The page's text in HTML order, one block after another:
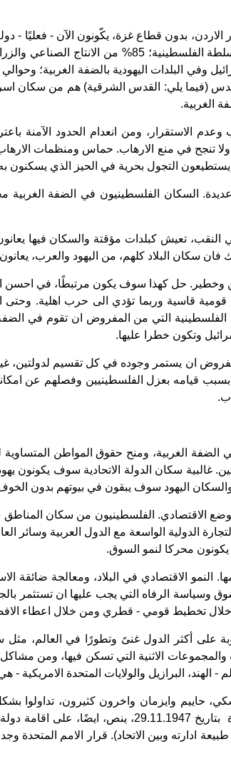
بدون قطاع غزة، يكّونون الآن - فعليًا -
الاسرائيلية يتحكمون بالضفة الغربية؛ الشيكل الاسرائيلي هو
في اسرائيل وفي البلدات اليهودية بالضفة
في اسرائيل، تقريبا 300,000 فلسطيني في شرقي القدس (فيما
الاستقرار، ومن انعدام الحدود الآمنة
ولا تنجح في منع الارهاب. حماس ومنظمات
التجول بحرية في الحيز الذي يسكنون
السكان الفلسطينيون في الضفة
تعيش كبلدات مؤقتة والسكان فيها
فان سكان البلاد كلهم، من اليهود
وخطير. حل كهذا سوف يكون مرتبطًا، في
وربما تؤدي الى حرب اهلية. وحتى
الفلسطينية التي من المفروض ان تقوم في
وتكون خطرا عليها.
ان يستمر وجوده في كل تقسيم لدولتين،
قيامه بعزل الفلسطينيين وفصلهم عن
في الضفة الغربية، ومنح حقوق المواطن
غالبية سكان الدولة الاتحادية سوف
اليهود سوف يبقون في بيوتهم بدون
الاقتصادي. الفلسطينيون من سكان المناطق
الدولية الواسعة مع الدول العربية وسائر
يكونون محركا لنمو السوق.
الاقتصادي في البلاد، ومعالجة ضائقة
الرفاه التي يجب عليها ان تستثمر
خلال تخطيط قومي - قطري ومن خلال اعطاء
وقسم منها محسوبة على أكثر الدول غنىً وتطورًا في
الاثنية التي تسكن فيها، ومن مشاكل
- الهند، البرازيل والولايات المتحدة
حاييم وايزمان واخرون كثيرون،
إمكانية اقامة اتحاد يهودي- عربي وفق النموذج السويسري
ادارته وبين الاتحاد). قرار الامم